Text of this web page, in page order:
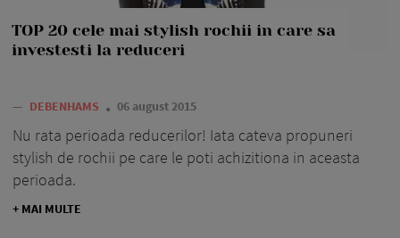
TOP 20 cele mai stylish rochii in care sa
investesti la reduceri
— DEBENHAMS 06 august 2015
Nu rata perioada reducerilor! Iata cateva propuneri
stylish de rochii pe care le poti achizitiona in aceasta
perioada.
+ MAI MULTE